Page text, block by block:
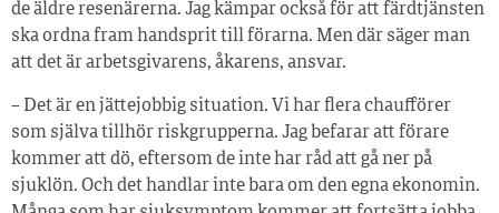
de äldre resenärerna. Jag kämpar också för att färdtjänsten
ska ordna fram handsprit till förarna. Men där säger man
att det är arbetsgivarens, åkarens, ansvar.
– Det är en jättejobbig situation. Vi har flera chaufförer
som själva tillhör riskgrupperna. Jag befarar att förare
kommer att dö, eftersom de inte har råd att gå ner på
sjuklön. Och det handlar inte bara om den egna ekonomin.